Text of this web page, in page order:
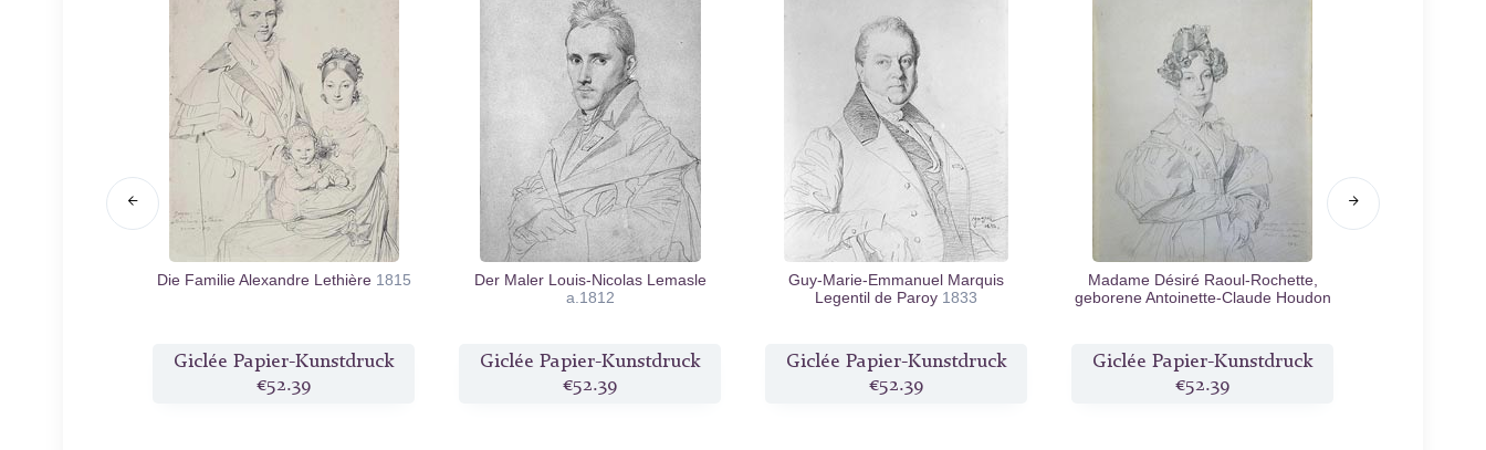
Die Familie Alexandre Lethière 1815
Giclée Papier-Kunstdruck
€52.39
Der Maler Louis-Nicolas Lemasle
a.1812
Giclée Papier-Kunstdruck
€52.39
Guy-Marie-Emmanuel Marquis
Legentil de Paroy 1833
Giclée Papier-Kunstdruck
€52.39
Madame Désiré Raoul-Rochette,
geborene Antoinette-Claude Houdon
Giclée Papier-Kunstdruck
€52.39